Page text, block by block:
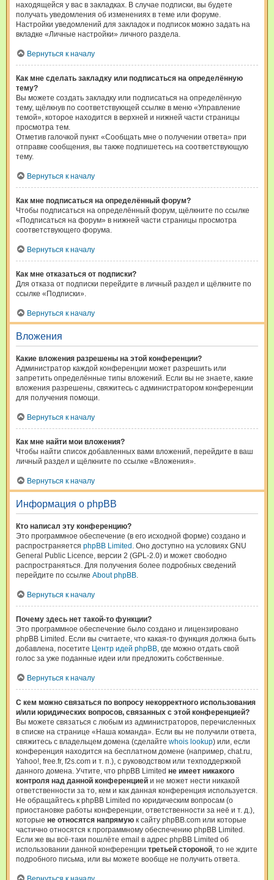
находящейся у вас в закладках. В случае подписки, вы будете
получать уведомления об изменениях в теме или форуме.
Настройки уведомлений для закладок и подписок можно задать на
вкладке «Личные настройки» личного раздела.
Вернуться к началу
Как мне сделать закладку или подписаться на определённую
тему?
Вы можете создать закладку или подписаться на определённую
тему, щёлкнув по соответствующей ссылке в меню «Управление
темой», которое находится в верхней и нижней части страницы
просмотра тем.
Отметив галочкой пункт «Сообщать мне о получении ответа» при
отправке сообщения, вы также подпишетесь на соответствующую
тему.
Вернуться к началу
Как мне подписаться на определённый форум?
Чтобы подписаться на определённый форум, щёлкните по ссылке
«Подписаться на форум» в нижней части страницы просмотра
соответствующего форума.
Вернуться к началу
Как мне отказаться от подписки?
Для отказа от подписки перейдите в личный раздел и щёлкните по
ссылке «Подписки».
Вернуться к началу
Вложения
Какие вложения разрешены на этой конференции?
Администратор каждой конференции может разрешить или
запретить определённые типы вложений. Если вы не знаете, какие
вложения разрешены, свяжитесь с администратором конференции
для получения помощи.
Вернуться к началу
Как мне найти мои вложения?
Чтобы найти список добавленных вами вложений, перейдите в ваш
личный раздел и щёлкните по ссылке «Вложения».
Вернуться к началу
Информация о phpBB
Кто написал эту конференцию?
Это программное обеспечение (в его исходной форме) создано и
распространяется phpBB Limited . Оно доступно на условиях GNU
General Public Licence, версии 2 (GPL-2.0) и может свободно
распространяться. Для получения более подробных сведений
перейдите по ссылке About phpBB.
Вернуться к началу
Почему здесь нет такой-то функции?
Это программное обеспечение было создано и лицензировано
phpBB Limited. Если вы считаете, что какая-то функция должна быть
добавлена, посетите Центр идей phpBB, где можно отдать свой
голос за уже поданные идеи или предложить собственные.
Вернуться к началу
С кем можно связаться по вопросу некорректного использования
и/или юридических вопросов, связанных с этой конференцией?
Вы можете связаться с любым из администраторов, перечисленных
в списке на странице «Наша команда». Если вы не получили ответа,
свяжитесь с владельцем домена (сделайте whois lookup) или, если
конференция находится на бесплатном домене (например, chat.ru,
Yahoo!, free.fr, f2s.com и т. п.), с руководством или техподдержкой
данного домена. Учтите, что phpBB Limited не имеет никакого
контроля над данной конференцией и не может нести никакой
ответственности за то, кем и как данная конференция используется.
Не обращайтесь к phpBB Limited по юридическим вопросам (о
приостановке работы конференции, ответственности за неё и т. д.),
которые не относятся напрямую к сайту phpBB.com или которые
частично относятся к программному обеспечению phpBB Limited.
Если же вы всё-таки пошлёте email в адрес phpBB Limited об
использовании данной конференции третьей стороной, то не ждите
подробного письма, или вы можете вообще не получить ответа.